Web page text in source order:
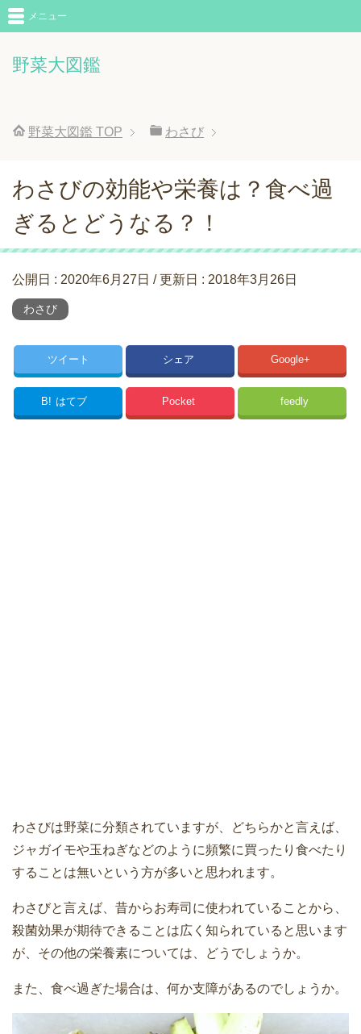
野菜大図鑑
メニュー
野菜大図鑑 TOP わさび
わさびの効能や栄養は？食べ過
ぎるとどうなる？！
公開日 : 2020年6月27日 / 更新日 : 2018年3月26日
わさび
ツイート シェア Google+
B! はてブ Pocket feedly
わさびは野菜に分類されていますが、どちらかと言えば、
ジャガイモや玉ねぎなどのように頻繁に買ったり食べたり
することは無いという方が多いと思われます。
わさびと言えば、昔からお寿司に使われていることから、
殺菌効果が期待できることは広く知られていると思います
が、その他の栄養素については、どうでしょうか。
また、食べ過ぎた場合は、何か支障があるのでしょうか。